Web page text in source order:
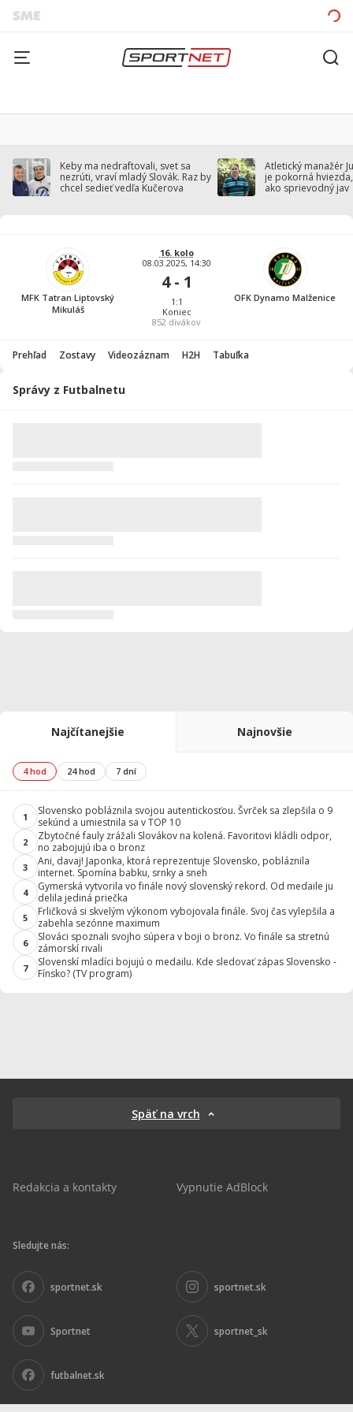
Keby ma nedraftovali, svet sa
nezrúti, vraví mladý Slovák. Raz by
chcel sedieť vedľa Kučerova
Atletický manažér
je pokorná
ako sprievodný jav
MFK Tatran Liptovský
Mikuláš
16. kolo
08.03.2025, 14:30
4 - 1
1:1
Koniec
852 divákov
OFK Dynamo Malženice
Prehľad Zostavy Videozáznam H2H Tabuľka
Správy z Futbalnetu
Najčítanejšie Najnovšie
4 hod 24 hod 7 dní
1
Slovensko pobláznila svojou autentickosťou. Švrček sa zlepšila o 9
sekúnd a umiestnila sa v TOP 10
2
Zbytočné fauly zrážali Slovákov na kolená. Favoritovi kládli odpor,
no zabojujú iba o bronz
3
Ani, davaj! Japonka, ktorá reprezentuje Slovensko, pobláznila
internet. Spomína babku, srnky a sneh
4
Gymerská vytvorila vo finále nový slovenský rekord. Od medaile ju
delila jediná priečka
5
Frličková si skvelým výkonom vybojovala finále. Svoj čas vylepšila a
zabehla sezónne maximum
6
Slováci spoznali svojho súpera v boji o bronz. Vo finále sa stretnú
zámorskí rivali
7
Slovenskí mladíci bojujú o medailu. Kde sledovať zápas Slovensko -
Fínsko? (TV program)
Späť na vrch
Redakcia a kontakty Vypnutie AdBlock
Sledujte nás:
sportnet.sk sportnet.sk
Sportnet sportnet_sk
futbalnet.sk